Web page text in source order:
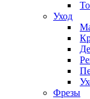
Уход
Фрезы